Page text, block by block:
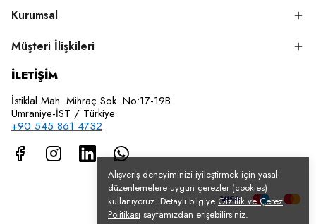
Alışveriş deneyiminizi iyileştirmek için yasal
düzenlemelere uygun çerezler (cookies)
kullanıyoruz. Detaylı bilgiye Gizlilik ve Çerez
Politikası sayfamızdan erişebilirsiniz.
Kurumsal
Müşteri İlişkileri
İLETİŞİM
İstiklal Mah. Mihraç Sok. No:17-19B
Ümraniye-İST / Türkiye
+90 545 861 4732